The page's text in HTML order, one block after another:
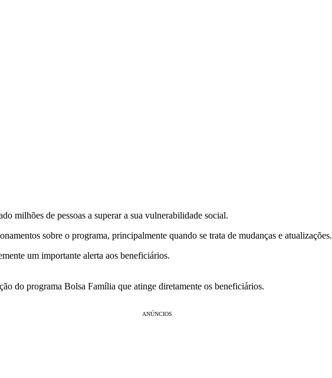
milhões de pessoas a superar a sua vulnerabilidade social.
sobre o programa, principalmente quando se trata de mudanças e atualizações.
um importante alerta aos beneficiários.
do programa Bolsa Família que atinge diretamente os beneficiários.
ANÚNCIOS